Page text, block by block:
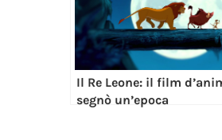
Il Re Leone: il film
segnò un’epoca